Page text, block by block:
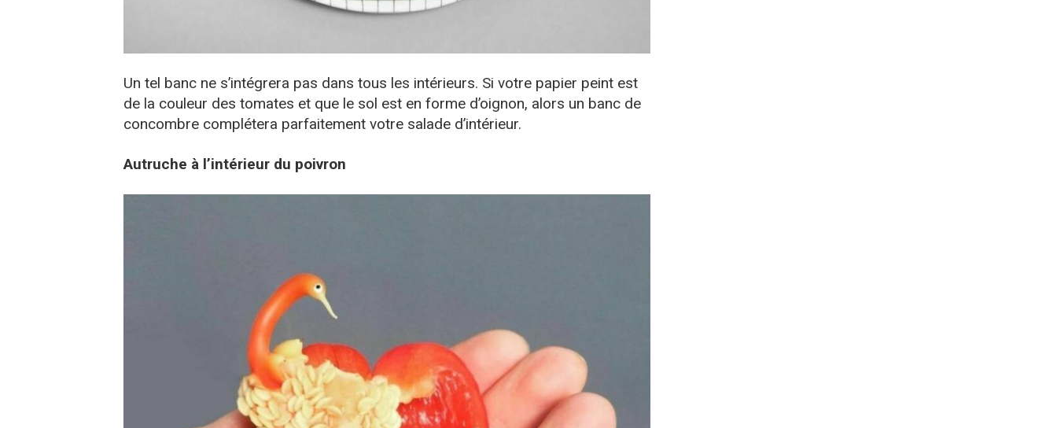
Un tel banc ne s’intégrera pas dans tous les intérieurs. Si votre papier peint est
de la couleur des tomates et que le sol est en forme d’oignon, alors un banc de
concombre complétera parfaitement votre salade d’intérieur.
Autruche à l’intérieur du poivron